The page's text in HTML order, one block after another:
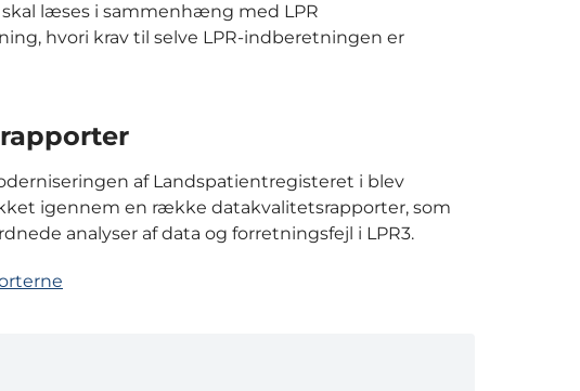
skal læses i sammenhæng med LPR
hvori krav til selve LPR-indberetningen er
af Landspatientregisteret i blev
igennem en række datakvalitetsrapporter, som
analyser af data og forretningsfejl i LPR3.